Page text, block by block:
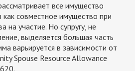
все имущество
как совместное имущество при
на участие. Но супругу, не
выделяется большая часть
варьируется в зависимости от
Spouse Resource Allowance